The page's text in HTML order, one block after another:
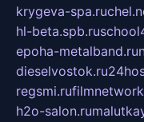
krygeva-spa.ru
hl-beta.spb.ru
epoha-metalband.ru
dieselvostok.ru
regsmi.ru
h2o-salon.ru